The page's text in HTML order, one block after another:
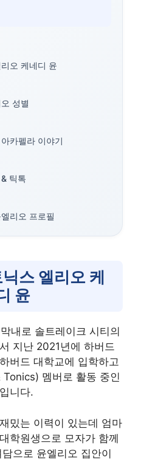
오 케네디 윤
성별
카펠라 이야기
틱톡
리오 프로필
스 엘리오 케
윤
내로 솔트레이크 시티의
지난 2021년에 하버드
버드 대학교에 입학하고
멤버로 활동 중인
니다.
밌는 이력이 있는데 엄마
학원생으로 모자가 함께
으로 윤엘리오 집안이